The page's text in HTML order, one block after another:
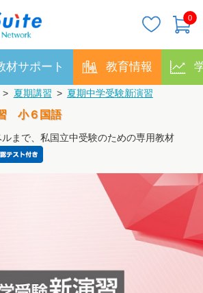
0
材サポート 教育情報
> 夏期講習 > 夏期中学受験新演習
小６国語
まで、私国立中受験のための専用教材